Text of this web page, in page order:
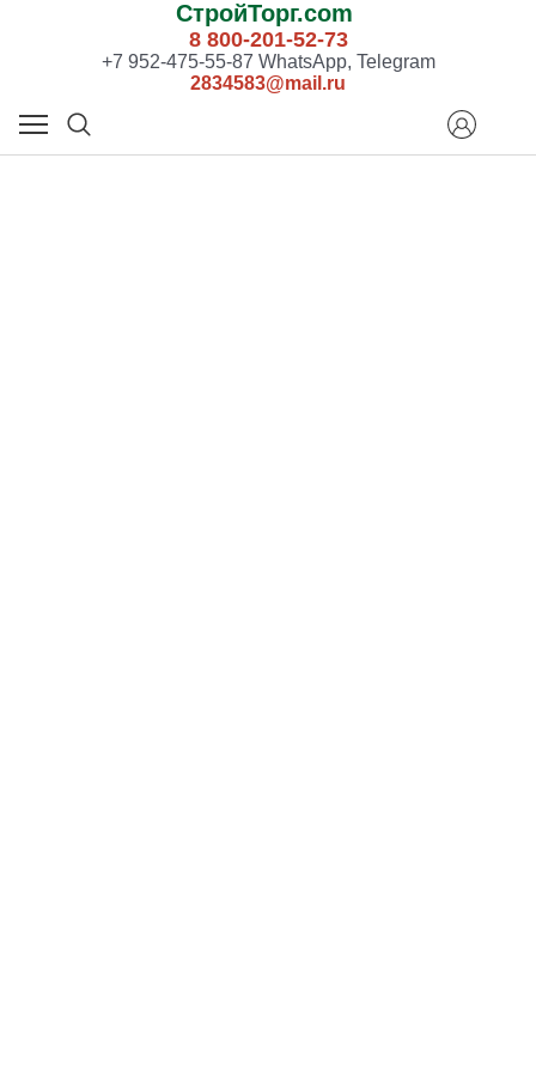
СтройТорг.com
8 800-201-52-73
+7 952-475-55-87 WhatsApp, Telegram
2834583@mail.ru